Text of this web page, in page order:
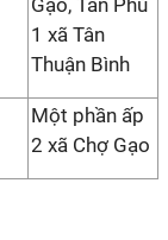
Gạo, Tân Phú
1 xã Tân
Thuận Bình
Một phần ấp
2 xã Chợ Gạo